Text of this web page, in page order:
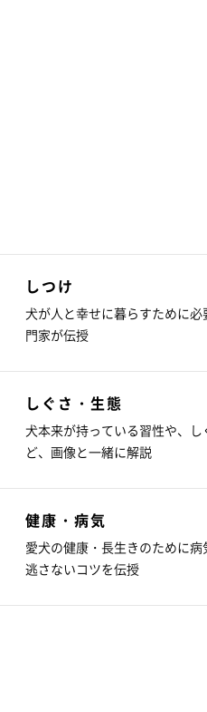
しつけ
犬が人と幸せに暮らすために
門家が伝授
しぐさ・生態
犬本来が持っている習性や、し
ど、画像と一緒に解説
健康・病気
愛犬の健康・長生きのために
逃さないコツを伝授